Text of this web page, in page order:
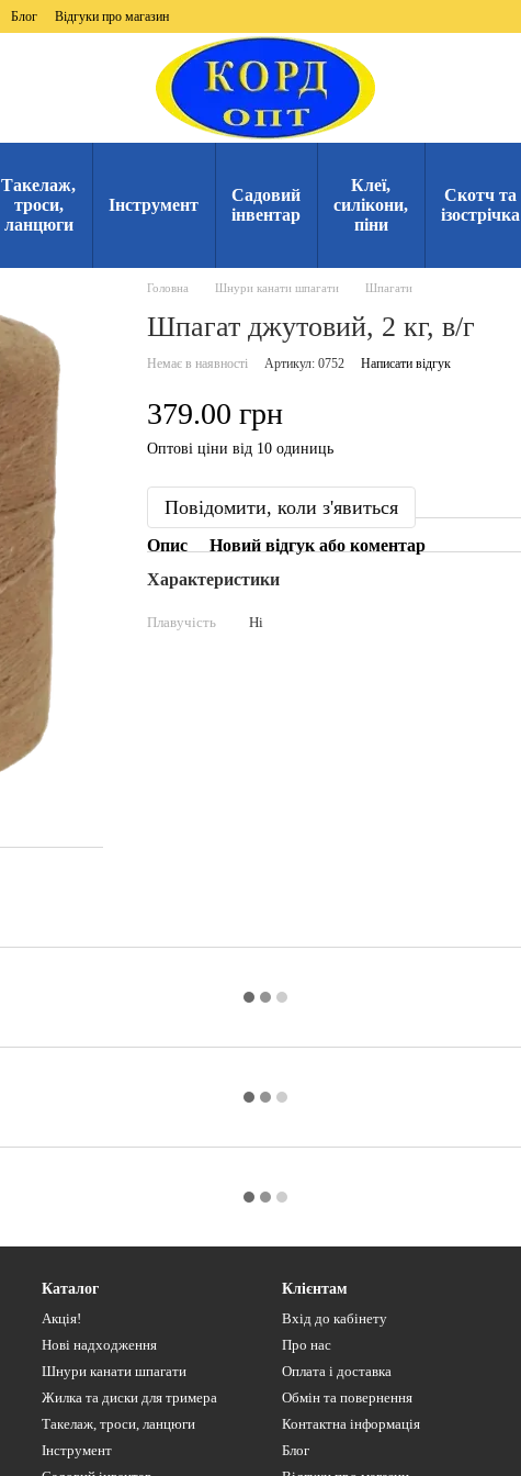
Блог Відгуки про магазин
Такелаж,
троси,
ланцюги
Інструмент
Садовий
інвентар
Клеї,
силікони,
піни
Скотч та
ізострічка
Головна Шнури канати шпагати Шпагати
Шпагат джутовий, 2 кг, в/г
Немає в наявності Артикул: 0752 Написати відгук
379.00 грн
Оптові ціни від 10 одиниць
Повідомити, коли з'явиться
Опис
Новий відгук або коментар
Характеристики
Плавучість Ні
Каталог
Акція!
Нові надходження
Шнури канати шпагати
Жилка та диски для тримера
Такелаж, троси, ланцюги
Інструмент
Клієнтам
Вхід до кабінету
Про нас
Оплата і доставка
Обмін та повернення
Контактна інформація
Блог